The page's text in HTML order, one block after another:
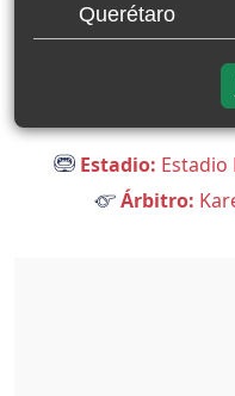
Querétaro
Estadio:
Árbitro: